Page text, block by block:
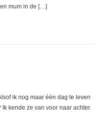
mum in de […]
ik nog maar één dag te leven
kende ze van voor naar achter.